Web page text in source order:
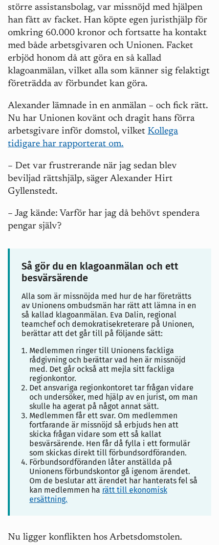
större assistansbolag, var missnöjd med hjälpen
han fått av facket. Han köpte egen juristhjälp för
omkring 60.000 kronor och fortsatte ha kontakt
med både arbetsgivaren och Unionen. Facket
erbjöd honom då att göra en så kallad
klagoanmälan, vilket alla som känner sig felaktigt
företrädda av förbundet kan göra.
Alexander lämnade in en anmälan – och fick rätt.
Nu har Unionen kovänt och dragit hans förra
arbetsgivare inför domstol, vilket Kollega
tidigare har rapporterat om.
– Det var frustrerande när jag sedan blev
beviljad rättshjälp, säger Alexander Hirt
Gyllenstedt.
– Jag kände: Varför har jag då behövt spendera
pengar själv?
Så gör du en klagoanmälan och ett
besvärsärende
Alla som är missnöjda med hur de har företrätts
av Unionens ombudsmän har rätt att lämna in en
så kallad klagoanmälan. Eva Dalin, regional
teamchef och demokratisekreterare på Unionen,
berättar att det går till på följande sätt:
Medlemmen ringer till Unionens fackliga
rådgivning och berättar vad hen är missnöjd
med. Det går också att mejla sitt fackliga
regionkontor.
Det ansvariga regionkontoret tar frågan vidare
och undersöker, med hjälp av en jurist, om man
skulle ha agerat på något annat sätt.
Medlemmen får ett svar. Om medlemmen
fortfarande är missnöjd så erbjuds hen att
skicka frågan vidare som ett så kallat
besvärsärende. Hen får då fylla i ett formulär
som skickas direkt till förbundsordföranden.
Förbundsordföranden låter anställda på
Unionens förbundskontor gå igenom ärendet.
Om de beslutar att ärendet har hanterats fel så
kan medlemmen ha rätt till ekonomisk
ersättning.
Nu ligger konflikten hos Arbetsdomstolen.